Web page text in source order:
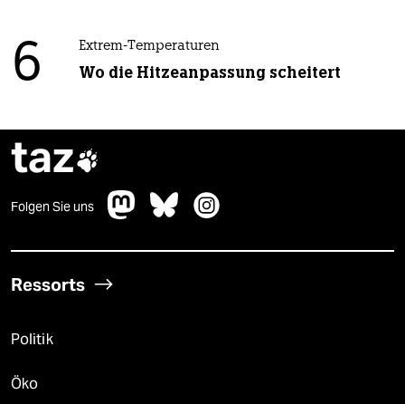
6 Extrem-Temperaturen
Wo die Hitzeanpassung scheitert
taz
Folgen Sie uns
Ressorts
Politik
Öko